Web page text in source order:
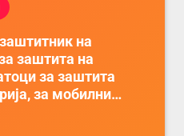
на
заштита на
за заштита
за мобилни